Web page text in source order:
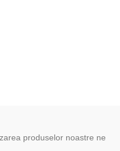
produselor noastre ne